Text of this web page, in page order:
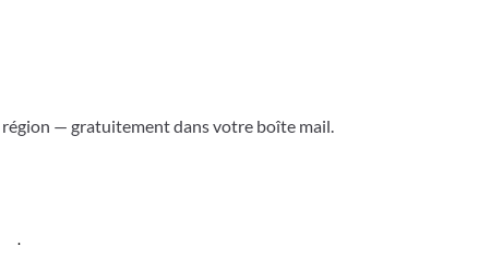
région — gratuitement dans votre boîte mail.
.